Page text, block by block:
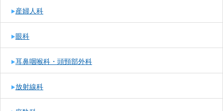
産婦人科
眼科
耳鼻咽喉科・頭頸部外科
放射線科